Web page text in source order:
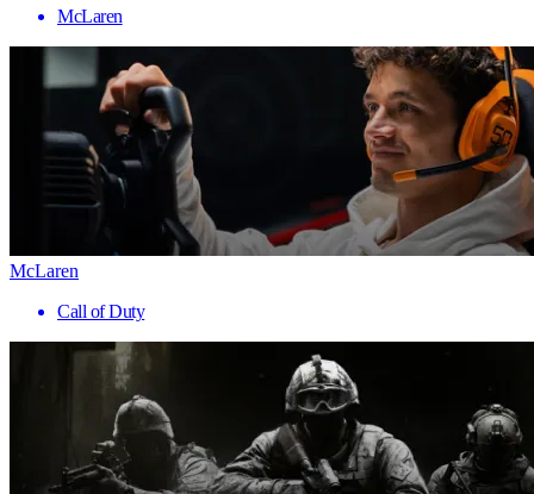
McLaren
McLaren
Call of Duty